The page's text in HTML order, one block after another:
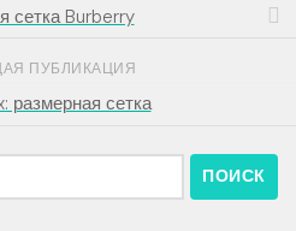
сетка Burberry
ПУБЛИКАЦИЯ
размерная сетка